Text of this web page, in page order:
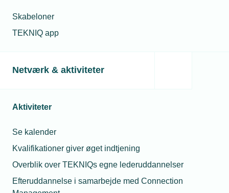
Skabeloner
TEKNIQ app
Netværk & aktiviteter
Aktiviteter
Se kalender
Kvalifikationer giver øget indtjening
Overblik over TEKNIQs egne lederuddannelser
Efteruddannelse i samarbejde med Connection
Kurven knækker den rigtige vej for erhvervsskolerne
folkeskolen – heraf vælger hele 51 procent en teknisk
erhvervsuddannelse. Det viser tal fra
Undervisningsministeriet. Hos TEKNIQ hilser man
udviklingen velkommen – selvom der stadig er lang vej til